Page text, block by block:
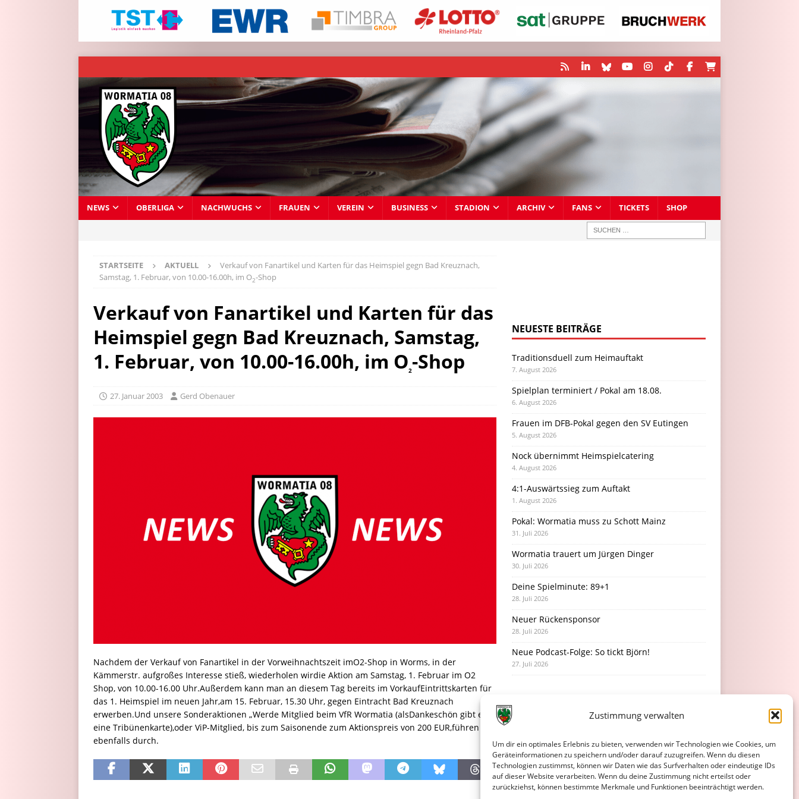
Zustimmung verwalten
Um dir ein optimales Erlebnis zu bieten, verwenden wir Technologien wie Cookies, um
Geräteinformationen zu speichern und/oder darauf zuzugreifen. Wenn du diesen
Technologien zustimmst, können wir Daten wie das Surfverhalten oder eindeutige IDs
auf dieser Website verarbeiten. Wenn du deine Zustimmung nicht erteilst oder
zurückziehst, können bestimmte Merkmale und Funktionen beeinträchtigt werden.
NEWS OBERLIGA NACHWUCHS FRAUEN VEREIN BUSINESS STADION ARCHIV FANS TICKETS SHOP
STARTSEITE AKTUELL
Verkauf von Fanartikel und Karten für das Heimspiel gegn Bad Kreuznach,
Samstag, 1. Februar, von 10.00-16.00h, im O2-Shop
Verkauf von Fanartikel und Karten für das
Heimspiel gegn Bad Kreuznach, Samstag,
1. Februar, von 10.00-16.00h, im O2-Shop
27. Januar 2003 Gerd Obenauer
Nachdem der Verkauf von Fanartikel in der Vorweihnachtszeit imO2-Shop in Worms, in der
Kämmerstr. aufgroßes Interesse stieß, wiederholen wirdie Aktion am Samstag, 1. Februar im O2
Shop, von 10.00-16.00 Uhr.Außerdem kann man an diesem Tag bereits im VorkaufEintrittskarten für
das 1. Heimspiel im neuen Jahr,am 15. Februar, 15.30 Uhr, gegen Eintracht Bad Kreuznach
erwerben.Und unsere Sonderaktionen „Werde Mitglied beim VfR Wormatia (alsDankeschön gibt es
eine Tribünenkarte),oder ViP-Mitglied, bis zum Saisonende zum Aktionspreis von 200 EUR,führen wir
ebenfalls durch.
NEUESTE BEITRÄGE
Traditionsduell zum Heimauftakt
7. August 2026
Spielplan terminiert / Pokal am 18.08.
6. August 2026
Frauen im DFB-Pokal gegen den SV Eutingen
5. August 2026
Nock übernimmt Heimspielcatering
4. August 2026
4:1-Auswärtssieg zum Auftakt
1. August 2026
Pokal: Wormatia muss zu Schott Mainz
31. Juli 2026
Wormatia trauert um Jürgen Dinger
30. Juli 2026
Deine Spielminute: 89+1
28. Juli 2026
Neuer Rückensponsor
28. Juli 2026
Neue Podcast-Folge: So tickt Björn!
27. Juli 2026